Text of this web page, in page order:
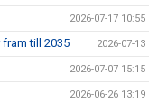
2026-07-17 10:55
till 2035 2026-07-13
2026-07-07 15:15
2026-06-26 13:19